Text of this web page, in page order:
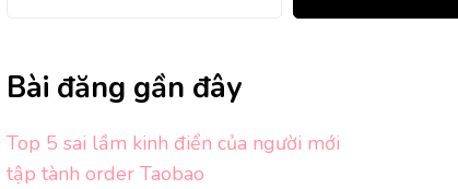
Bài đăng gần đây
Top 5 sai lầm kinh điển của người mới
tập tành order Taobao